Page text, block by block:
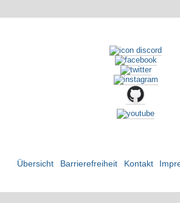
Übersicht Barrierefreiheit Kontakt